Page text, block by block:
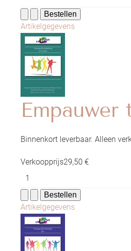
Artikelgegevens
Empauwer
Binnenkort leverbaar. Alleen
Verkoopprijs29,50 €
Artikelgegevens